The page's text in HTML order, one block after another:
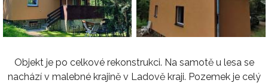
Objekt je po celkové rekonstrukci. Na samotě u lesa se
nachází v malebné krajině v Ladově kraji. Pozemek je celý